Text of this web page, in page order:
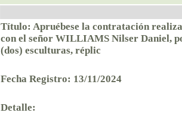
Título: Apruébese la contratación
con el señor WILLIAMS Nilser Daniel,
(dos) esculturas, réplic
Fecha Registro: 13/11/2024
Detalle: